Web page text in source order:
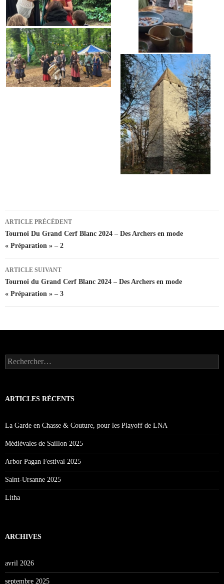
Navigation
des
articles
ARTICLE PRÉCÉDENT
Tournoi Du Grand Cerf Blanc 2024 – Des Archers en mode
« Préparation » – 2
ARTICLE SUIVANT
Tournoi du Grand Cerf Blanc 2024 – Des Archers en mode
« Préparation » – 3
Rechercher :
ARTICLES RÉCENTS
La Garde en Chasse & Couture, pour les Playoff de LNA
Médiévales de Saillon 2025
Arbor Pagan Festival 2025
Saint-Ursanne 2025
Litha
ARCHIVES
avril 2026
septembre 2025